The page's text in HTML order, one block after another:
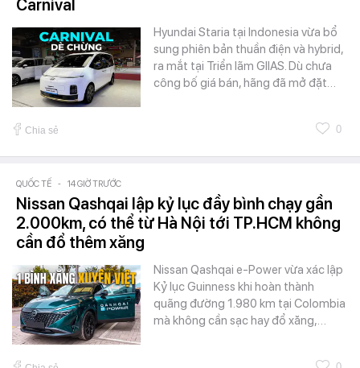
Carnival
Hyundai Staria tại Indonesia vừa bổ
sung phiên bản thuần điện và hybrid,
ra mắt tại Triển lãm GIIAS. Dù chưa
công bố giá bán, hãng đã mở đặt…
Chia sẻ 0
QUỐC TẾ - 14 GIỜ TRƯỚC
Nissan Qashqai lập kỷ lục đầy bình chạy gần
2.000km, có thể từ Hà Nội tới TP.HCM không
cần đổ thêm xăng
Nissan Qashqai e-Power vừa xác lập
Kỷ lục Guinness khi hoàn thành
quãng đường 1.980 km tại Colombia
mà không cần sạc hay đổ xăng,…